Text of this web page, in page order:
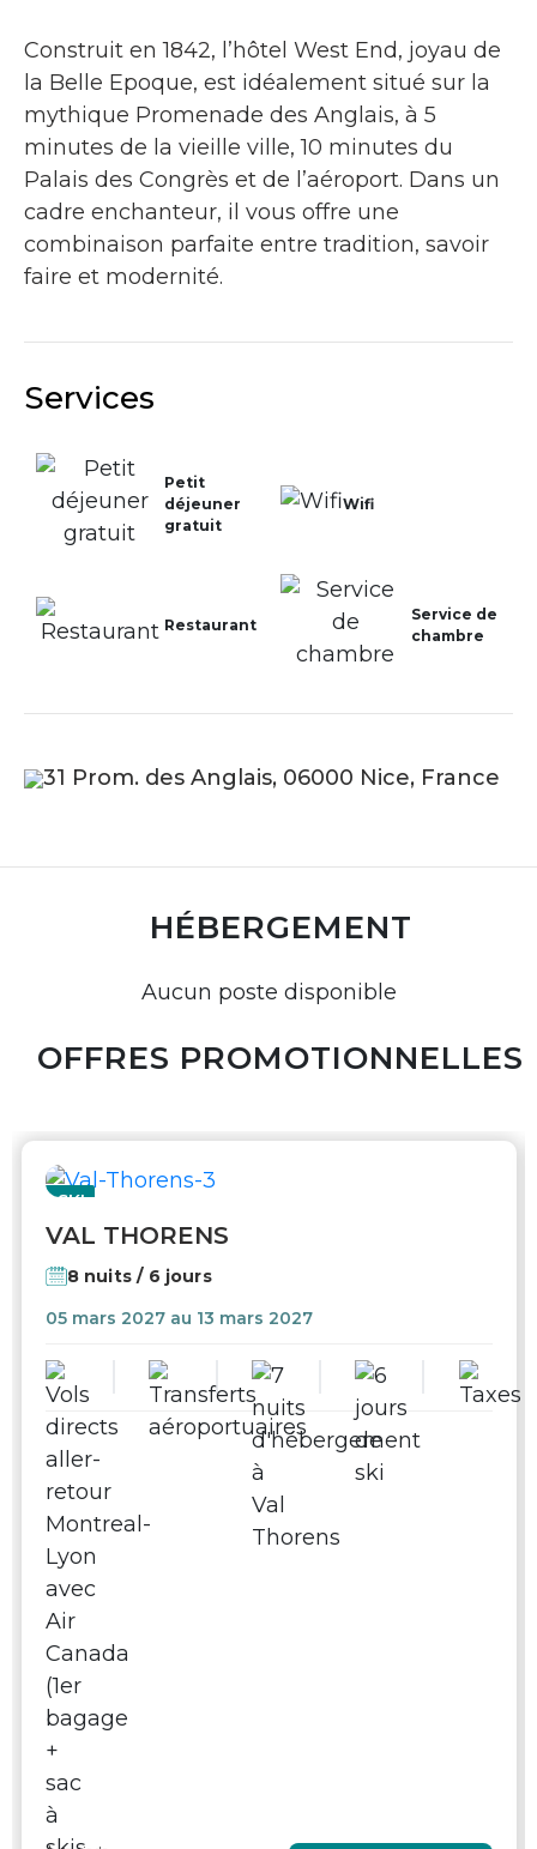
Construit en 1842, l’hôtel West End, joyau de
la Belle Epoque, est idéalement situé sur la
mythique Promenade des Anglais, à 5
minutes de la vieille ville, 10 minutes du
Palais des Congrès et de l’aéroport. Dans un
cadre enchanteur, il vous offre une
combinaison parfaite entre tradition, savoir
faire et modernité.
Services
Petit
déjeuner
gratuit
Wifi
Restaurant
Service de
chambre
31 Prom. des Anglais, 06000 Nice, France
HÉBERGEMENT
Aucun poste disponible
OFFRES PROMOTIONNELLES
SKI
VAL THORENS
8 nuits / 6 jours
05 mars 2027 au 13 mars 2027